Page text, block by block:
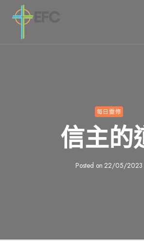
每日靈修
信主的
Posted on 22/05/2023